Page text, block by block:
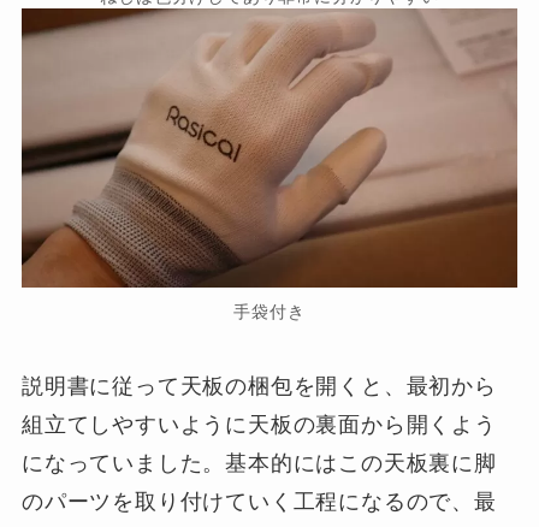
手袋付き
説明書に従って天板の梱包を開くと、最初から
組立てしやすいように天板の裏面から開くよう
になっていました。基本的にはこの天板裏に脚
のパーツを取り付けていく工程になるので、最